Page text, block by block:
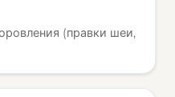
(правки шеи,